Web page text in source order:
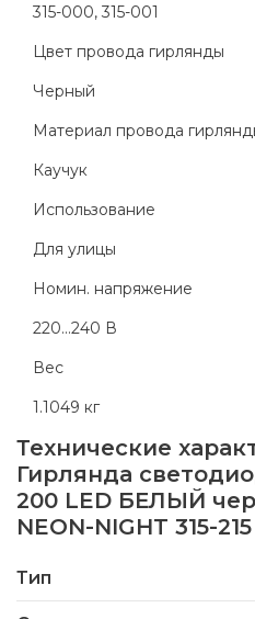
315-000, 315-001
Цвет провода гирлянды
Черный
Материал провода
Каучук
Использование
Для улицы
Номин. напряжение
220...240 В
Вес
1.1049 кг
Технические
Гирлянда
200 LED БЕЛЫЙ
NEON-NIGHT 315-215
Тип